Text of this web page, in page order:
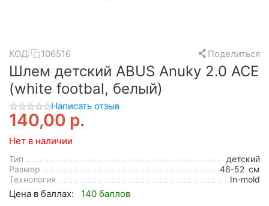
КОД: 106516 Поделиться
Шлем детский ABUS Anuky 2.0 ACE
(white footbal, белый)
Написать отзыв
140,00 р.
Нет в наличии
Тип
детский
Размер
46-52 см
Технология
In-mold
Цена в баллах:
140 баллов